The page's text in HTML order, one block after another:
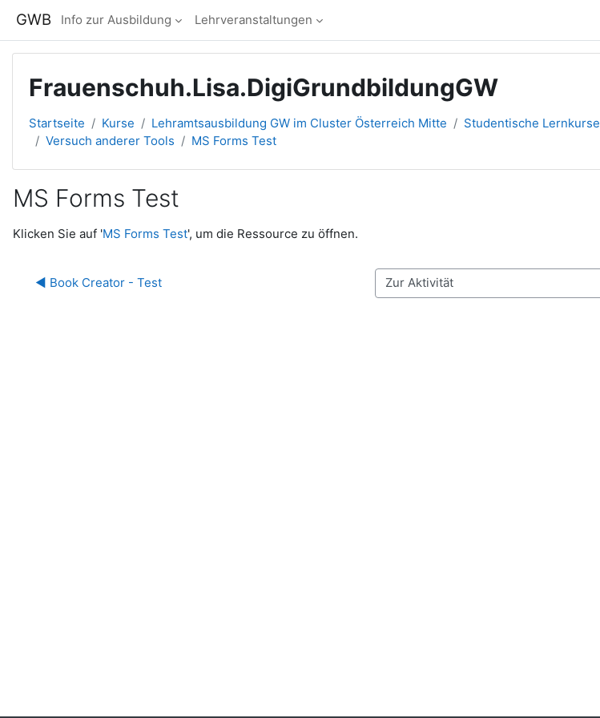
GWB Info zur Ausbildung Lehrveranstaltungen
Frauenschuh.Lisa.DigiGrundbildungGW
Startseite Kurse Lehramtsausbildung GW im Cluster Österreich Mitte Studentische Lernkurse
Versuch anderer Tools
MS Forms Test
MS Forms Test
Abschlussbedingungen
Klicken Sie auf 'MS Forms Test', um die Ressource zu öffnen.
◀︎ Book Creator - Test Zur Aktivität